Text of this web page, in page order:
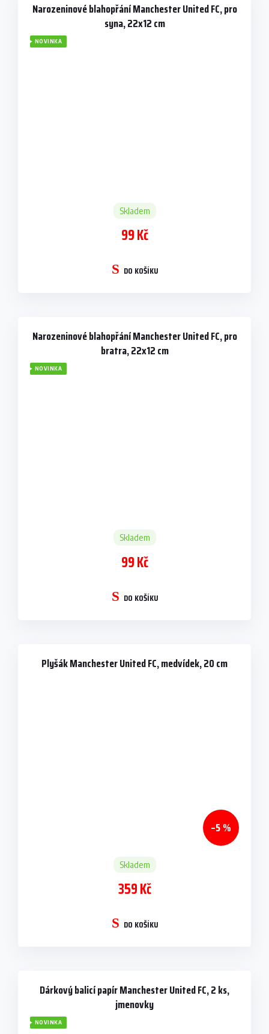
Narozeninové blahopřání Manchester United FC, pro
syna, 22x12 cm
NOVINKA
Skladem
99 Kč
DO KOŠÍKU
Narozeninové blahopřání Manchester United FC, pro
bratra, 22x12 cm
NOVINKA
Skladem
99 Kč
DO KOŠÍKU
Plyšák Manchester United FC, medvídek, 20 cm
–5 %
Skladem
359 Kč
DO KOŠÍKU
Dárkový balicí papír Manchester United FC, 2 ks,
jmenovky
NOVINKA